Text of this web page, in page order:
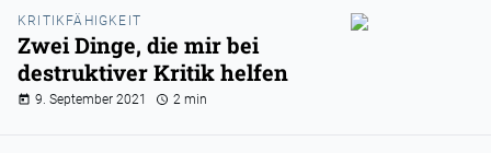
KRITIKFÄHIGKEIT
Zwei Dinge, die mir bei
destruktiver Kritik helfen
9. September 2021 2 min